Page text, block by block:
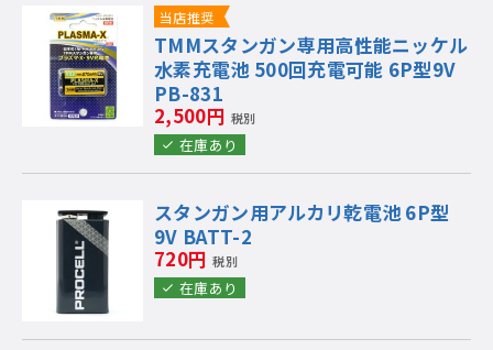
当店推奨
TMMスタンガン専用高性能ニッケル
水素充電池 500回充電可能 6P型9V
PB-831
2,500円 税別
在庫あり
スタンガン用アルカリ乾電池 6P型
9V BATT-2
720円 税別
在庫あり